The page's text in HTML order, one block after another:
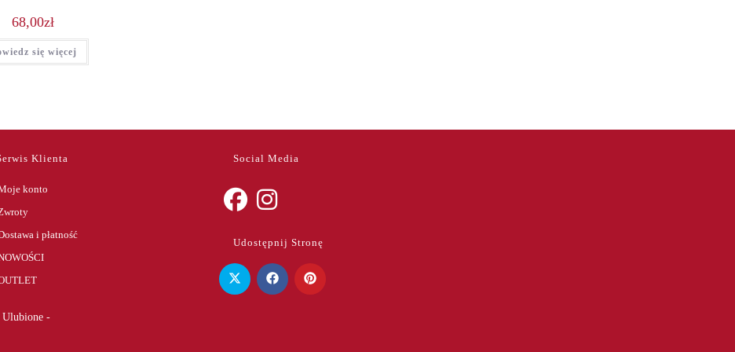
68,00zł
się więcej
Klienta
konto
i płatność
Ulubione -
Social Media
a
new
in
a
new
Udostępnij Stronę